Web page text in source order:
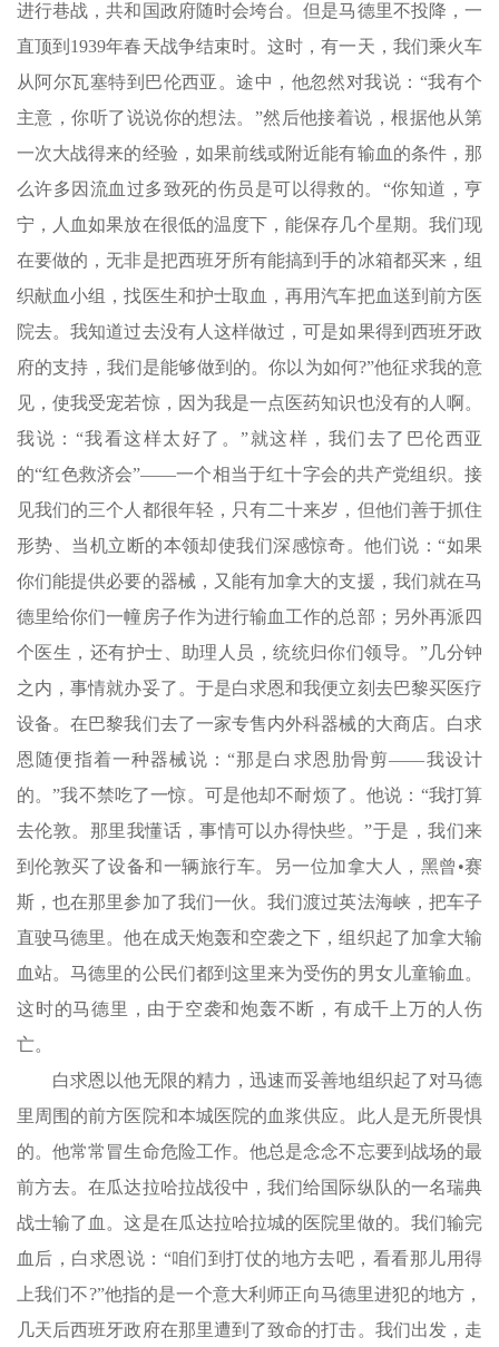
进行巷战，共和国政府随时会垮台。但是马德里不投降，一
直顶到1939年春天战争结束时。这时，有一天，我们乘火车
从阿尔瓦塞特到巴伦西亚。途中，他忽然对我说：“我有个
主意，你听了说说你的想法。”然后他接着说，根据他从第
一次大战得来的经验，如果前线或附近能有输血的条件，那
么许多因流血过多致死的伤员是可以得救的。“你知道，亨
宁，人血如果放在很低的温度下，能保存几个星期。我们现
在要做的，无非是把西班牙所有能搞到手的冰箱都买来，组
织献血小组，找医生和护士取血，再用汽车把血送到前方医
院去。我知道过去没有人这样做过，可是如果得到西班牙政
府的支持，我们是能够做到的。你以为如何?”他征求我的意
见，使我受宠若惊，因为我是一点医药知识也没有的人啊。
我说：“我看这样太好了。”就这样，我们去了巴伦西亚
的“红色救济会”——一个相当于红十字会的共产党组织。接
见我们的三个人都很年轻，只有二十来岁，但他们善于抓住
形势、当机立断的本领却使我们深感惊奇。他们说：“如果
你们能提供必要的器械，又能有加拿大的支援，我们就在马
德里给你们一幢房子作为进行输血工作的总部；另外再派四
个医生，还有护士、助理人员，统统归你们领导。”几分钟
之内，事情就办妥了。于是白求恩和我便立刻去巴黎买医疗
设备。在巴黎我们去了一家专售内外科器械的大商店。白求
恩随便指着一种器械说：“那是白求恩肋骨剪——我设计
的。”我不禁吃了一惊。可是他却不耐烦了。他说：“我打算
去伦敦。那里我懂话，事情可以办得快些。”于是，我们来
到伦敦买了设备和一辆旅行车。另一位加拿大人，黑曾•赛
斯，也在那里参加了我们一伙。我们渡过英法海峡，把车子
直驶马德里。他在成天炮轰和空袭之下，组织起了加拿大输
血站。马德里的公民们都到这里来为受伤的男女儿童输血。
这时的马德里，由于空袭和炮轰不断，有成千上万的人伤
亡。
白求恩以他无限的精力，迅速而妥善地组织起了对马德
里周围的前方医院和本城医院的血浆供应。此人是无所畏惧
的。他常常冒生命危险工作。他总是念念不忘要到战场的最
前方去。在瓜达拉哈拉战役中，我们给国际纵队的一名瑞典
战士输了血。这是在瓜达拉哈拉城的医院里做的。我们输完
血后，白求恩说：“咱们到打仗的地方去吧，看看那儿用得
上我们不?”他指的是一个意大利师正向马德里进犯的地方，
几天后西班牙政府在那里遭到了致命的打击。我们出发，走